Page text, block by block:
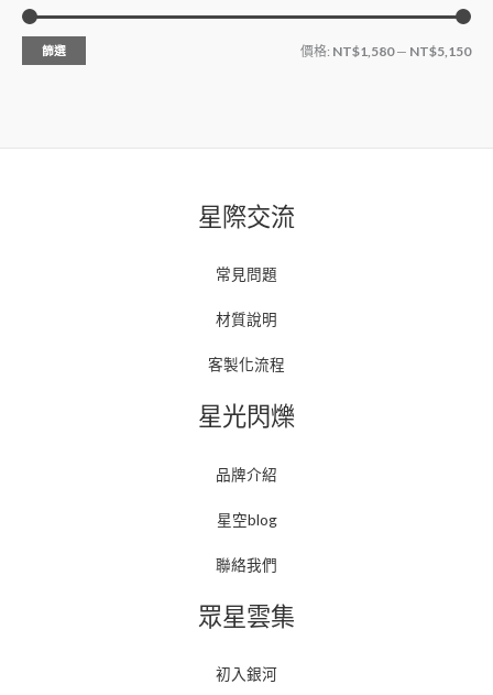
篩選 價格: NT$1,580— NT$5,150
星際交流
常見問題
材質說明
客製化流程
星光閃爍
品牌介紹
星空blog
聯絡我們
眾星雲集
初入銀河